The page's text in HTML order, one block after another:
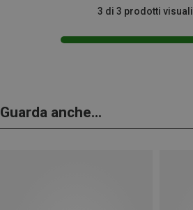
3 di 3 prodotti
Guarda anche...